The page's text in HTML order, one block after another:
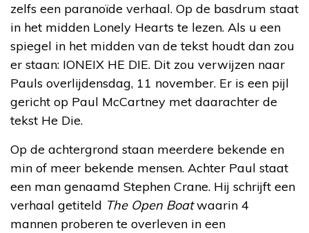
zelfs een paranoïde verhaal. Op de basdrum staat
in het midden Lonely Hearts te lezen. Als u een
spiegel in het midden van de tekst houdt dan zou
er staan: IONEIX HE DIE. Dit zou verwijzen naar
Pauls overlijdensdag, 11 november. Er is een pijl
gericht op Paul McCartney met daarachter de
tekst He Die.
Op de achtergrond staan meerdere bekende en
min of meer bekende mensen. Achter Paul staat
een man genaamd Stephen Crane. Hij schrijft een
verhaal getiteld The Open Boatwaarin 4
mannen proberen te overleven in een